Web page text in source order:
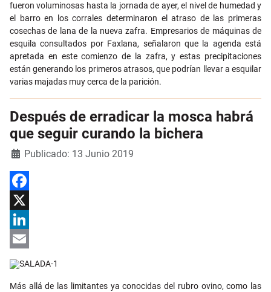
fueron voluminosas hasta la jornada de ayer, el nivel de humedad y
el barro en los corrales determinaron el atraso de las primeras
cosechas de lana de la nueva zafra. Empresarios de máquinas de
esquila consultados por Faxlana, señalaron que la agenda está
apretada en este comienzo de la zafra, y estas precipitaciones
están generando los primeros atrasos, que podrían llevar a esquilar
varias majadas muy cerca de la parición.
Después de erradicar la mosca habrá
que seguir curando la bichera
DetallesPublicado: 13 Junio 2019
Facebook
X
LinkedIn
Email
Más allá de las limitantes ya conocidas del rubro ovino, como las